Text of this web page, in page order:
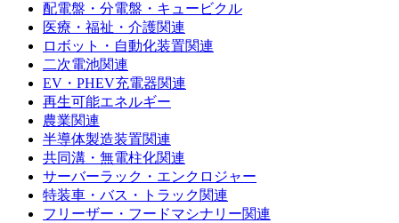
配電盤・分電盤・キュービクル
医療・福祉・介護関連
ロボット・自動化装置関連
二次電池関連
EV・PHEV充電器関連
再生可能エネルギー
農業関連
半導体製造装置関連
共同溝・無電柱化関連
サーバーラック・エンクロジャー
特装車・バス・トラック関連
フリーザー・フードマシナリー関連